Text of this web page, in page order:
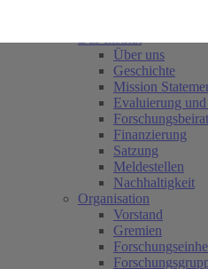
Über uns
Geschichte
Mission
Evaluierung
Forschungsbeirat
Finanzierung
Satzung
Meldestellen
Nachhaltigkeit
Organisation
Vorstand
Gremien